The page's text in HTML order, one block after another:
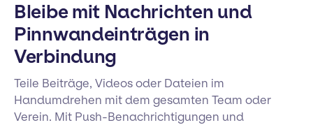
Bleibe mit Nachrichten und
Pinnwandeinträgen in
Verbindung
Teile Beiträge, Videos oder Dateien im
Handumdrehen mit dem gesamten Team oder
Verein. Mit Push-Benachrichtigungen und